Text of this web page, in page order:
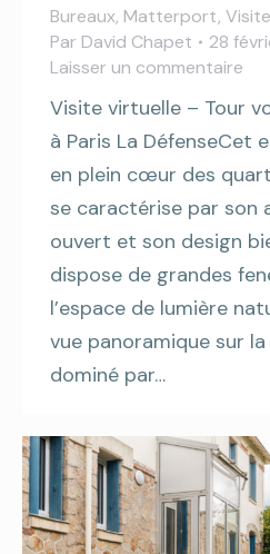
Bureaux, Matterport,
Par David Chapet
28
Laisser un commentaire
Visite virtuelle – Tour
à Paris La DéfenseCet
en plein cœur des
se caractérise par son
ouvert et son design
dispose de grandes
l’espace de lumière
vue panoramique sur
dominé par…